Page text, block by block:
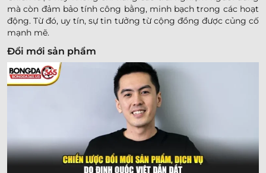
mà còn đảm bảo tính công bằng, minh bạch trong các hoạt
động. Từ đó, uy tín, sự tin tưởng từ cộng đồng được củng cố
mạnh mẽ.
Đổi mới sản phẩm